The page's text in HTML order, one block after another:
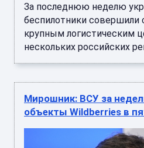
За последнюю неделю
беспилотники совершили
крупным логистическим
нескольких российских
Мирошник: ВСУ за
объекты Wildberries в